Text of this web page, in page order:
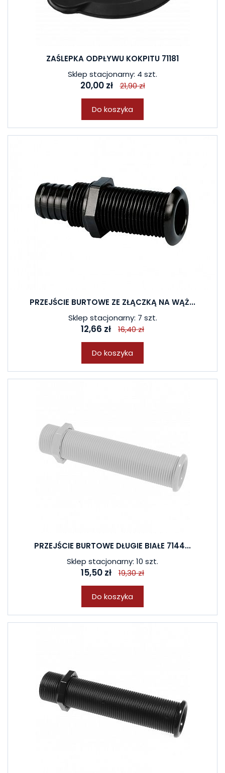
ZAŚLEPKA ODPŁYWU KOKPITU 71181
Sklep stacjonarny: 4 szt.
20,00 zł 21,90 zł
Do koszyka
PRZEJŚCIE BURTOWE ZE ZŁĄCZKĄ NA WĄŻ...
Sklep stacjonarny: 7 szt.
12,66 zł 16,40 zł
Do koszyka
PRZEJŚCIE BURTOWE DŁUGIE BIAŁE 7144...
Sklep stacjonarny: 10 szt.
15,50 zł 19,30 zł
Do koszyka